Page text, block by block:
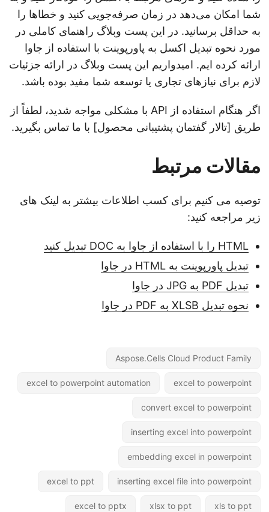
شما امکان می‌دهد در زمان صرفه‌جویی کنید و خطاها را
به حداقل برسانید. در این پست وبلاگ راهنمای کاملی در
مورد نحوه تبدیل اکسل به پاورپوینت با استفاده از جاوا
ارائه کرده ایم. امیدواریم این پست وبلاگ در ارائه جزئیات
لازم برای نیازهای تجاری یا توسعه شما مفید بوده باشد.
اگر هنگام استفاده از API با مشکلی مواجه شدید، لطفاً از
طریق [تالار گفتمان پشتیبانی محصول] با ما تماس بگیرید.
مقالات مرتبط
توصیه می کنیم برای کسب اطلاعات بیشتر به لینک های
زیر مراجعه کنید:
HTML را با استفاده از جاوا به DOC تبدیل کنید
تبدیل پاورپوینت به HTML در جاوا
تبدیل PDF به JPG در جاوا
نحوه تبدیل XLSB به PDF در جاوا
Aspose.Cells Cloud Product Family
excel to powerpoint
excel to powerpoint automation
convert excel to powerpoint
inserting excel into powerpoint
embedding excel in powerpoint
inserting excel file into powerpoint
excel to ppt
xls to ppt
xlsx to ppt
excel to pptx